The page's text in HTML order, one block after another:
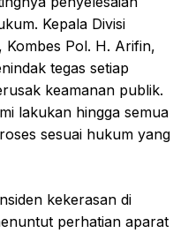
Kepala Divisi
Kombes Pol. H. Arifin,
tegas setiap
keamanan publik.
lakukan hingga semua
sesuai hukum yang
kekerasan di
perhatian aparat